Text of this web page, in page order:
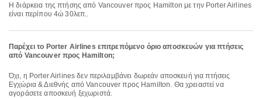
Η διάρκεια της πτήσης από Vancouver προς Hamilton με την Porter Airlines
είναι περίπου 4ώ 30λεπ..
Παρέχει το Porter Airlines επιτρεπόμενο όριο αποσκευών για πτήσεις
από Vancouver προς Hamilton;
Όχι, η Porter Airlines δεν περιλαμβάνει δωρεάν αποσκευή για πτήσεις
Εγχώρια & Διεθνής από Vancouver προς Hamilton. Θα χρειαστεί να
αγοράσετε αποσκευή ξεχωριστά.